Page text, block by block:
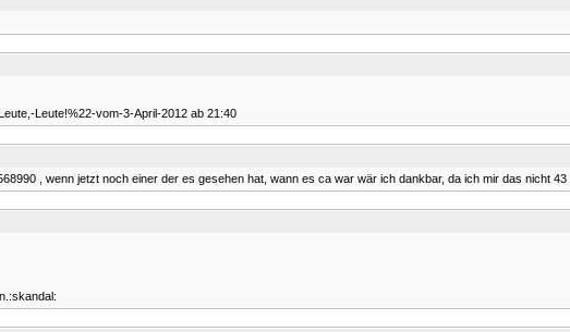
Leute!%22-vom-3-April-2012 ab 21:40
, wenn jetzt noch einer der es gesehen hat, wann es ca war wär ich dankbar, da ich mir das nicht